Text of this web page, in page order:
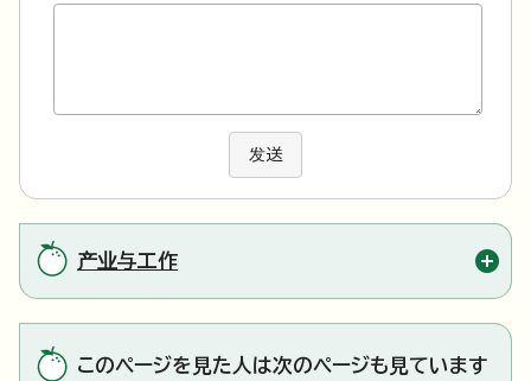
发送
产业与工作
このページを見た人は次のページも見ています